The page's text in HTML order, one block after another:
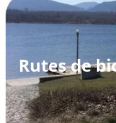
Rutes de